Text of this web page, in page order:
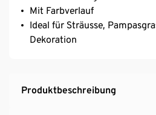
Mit Farbverlauf
Ideal für Sträusse,
Dekoration
Produktbeschreibung